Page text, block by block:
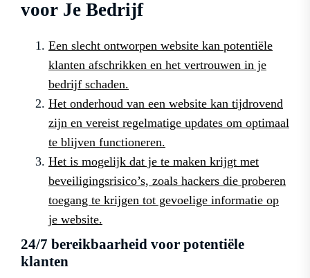
voor Je Bedrijf
Een slecht ontworpen website kan potentiële
klanten afschrikken en het vertrouwen in je
bedrijf schaden.
Het onderhoud van een website kan tijdrovend
zijn en vereist regelmatige updates om optimaal
te blijven functioneren.
Het is mogelijk dat je te maken krijgt met
beveiligingsrisico’s, zoals hackers die proberen
toegang te krijgen tot gevoelige informatie op
je website.
24/7 bereikbaarheid voor potentiële
klanten